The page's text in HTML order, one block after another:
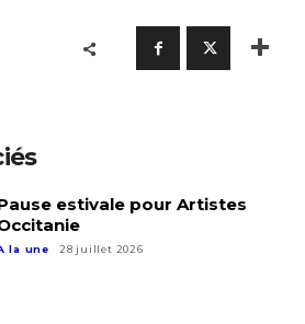
estivale pour Artistes
la une 28 juillet 2026